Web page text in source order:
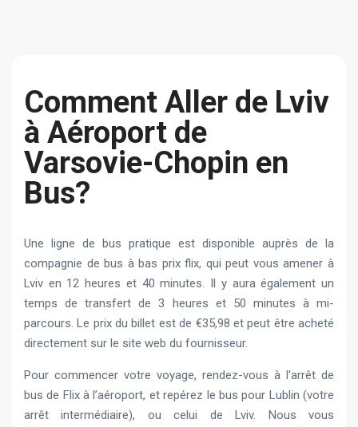
Сomment Aller de Lviv
à Aéroport de
Varsovie-Chopin en
Bus?
Une ligne de bus pratique est disponible auprès de la
compagnie de bus à bas prix flix, qui peut vous amener à
Lviv en 12 heures et 40 minutes. Il y aura également un
temps de transfert de 3 heures et 50 minutes à mi-
parcours. Le prix du billet est de €35,98 et peut être acheté
directement sur le site web du fournisseur.
Pour commencer votre voyage, rendez-vous à l’arrêt de
bus de Flix à l’aéroport, et repérez le bus pour Lublin (votre
arrêt intermédiaire), ou celui de Lviv. Nous vous